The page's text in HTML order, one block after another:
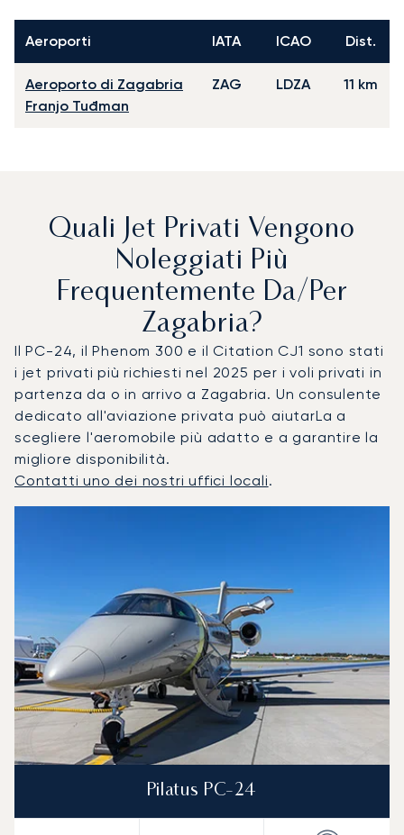
Aeroporti IATA ICAO Dist.
Aeroporto di Zagabria
Franjo Tuđman
ZAG LDZA 11 km
Quali Jet Privati Vengono
Noleggiati Più
Frequentemente Da/per
Zagabria?
Il PC-24, il Phenom 300 e il Citation CJ1 sono stati
i jet privati più richiesti nel 2025 per i voli privati in
partenza da o in arrivo a Zagabria. Un consulente
dedicato all'aviazione privata può aiutarLa a
scegliere l'aeromobile più adatto e a garantire la
migliore disponibilità.
Contatti uno dei nostri uffici locali.
Pilatus PC-24